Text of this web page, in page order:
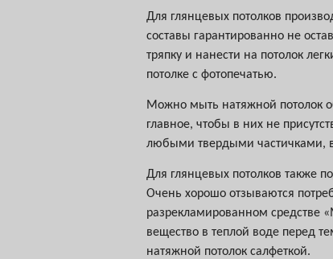
Для глянцевых потолков
составы гарантированно не
тряпку и нанести на потолок
потолке с фотопечатью.
Можно мыть натяжной потолок
главное, чтобы в них не
любыми твердыми частичками,
Для глянцевых потолков также
Очень хорошо отзываются
разрекламированном средстве
вещество в теплой воде перед
натяжной потолок салфеткой.